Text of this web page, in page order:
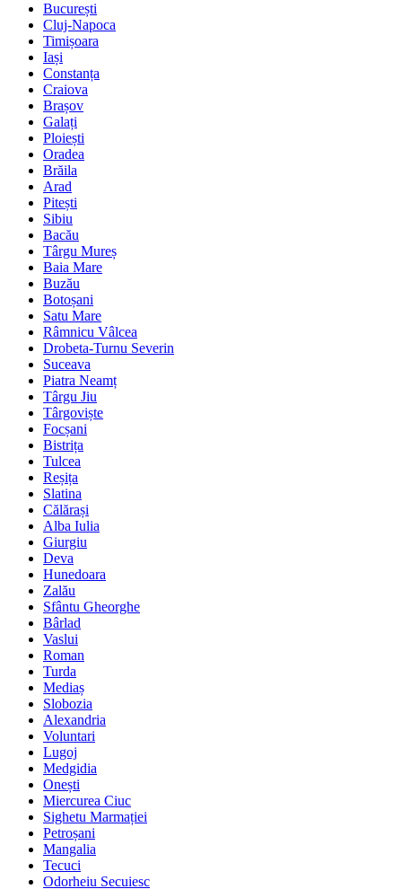
București
Cluj-Napoca
Timișoara
Iași
Constanța
Craiova
Brașov
Galați
Ploiești
Oradea
Brăila
Arad
Pitești
Sibiu
Bacău
Târgu Mureș
Baia Mare
Buzău
Botoșani
Satu Mare
Râmnicu Vâlcea
Drobeta-Turnu Severin
Suceava
Piatra Neamț
Târgu Jiu
Târgoviște
Focșani
Bistrița
Tulcea
Reșița
Slatina
Călărași
Alba Iulia
Giurgiu
Deva
Hunedoara
Zalău
Sfântu Gheorghe
Bârlad
Vaslui
Roman
Turda
Mediaș
Slobozia
Alexandria
Voluntari
Lugoj
Medgidia
Onești
Miercurea Ciuc
Sighetu Marmației
Petroșani
Mangalia
Tecuci
Odorheiu Secuiesc